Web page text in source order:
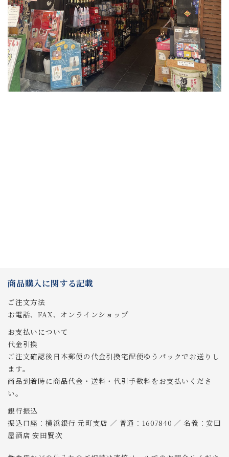
商品購入に関する記載
ご注文方法
お電話、FAX、オンラインショップ
お支払いについて
代金引換
ご注文確認後日本郵便の代金引換宅配便ゆうパックでお送りし
ます。
商品到着時に商品代金・送料・代引手数料をお支払いくださ
い。
銀行振込
振込口座：横浜銀行 元町支店 ／ 普通：1607840 ／ 名義：安田
屋酒店 安田賢次